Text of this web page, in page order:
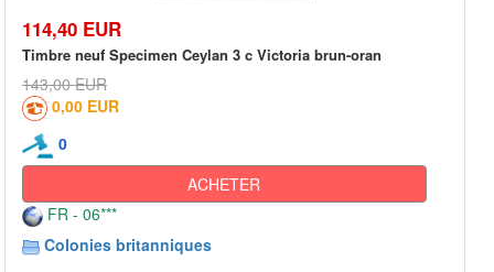
114,40 EUR
Timbre neuf Specimen Ceylan 3 c Victoria brun-oran
143,00 EUR
0,00 EUR
0
ACHETER
FR - 06***
Colonies britanniques